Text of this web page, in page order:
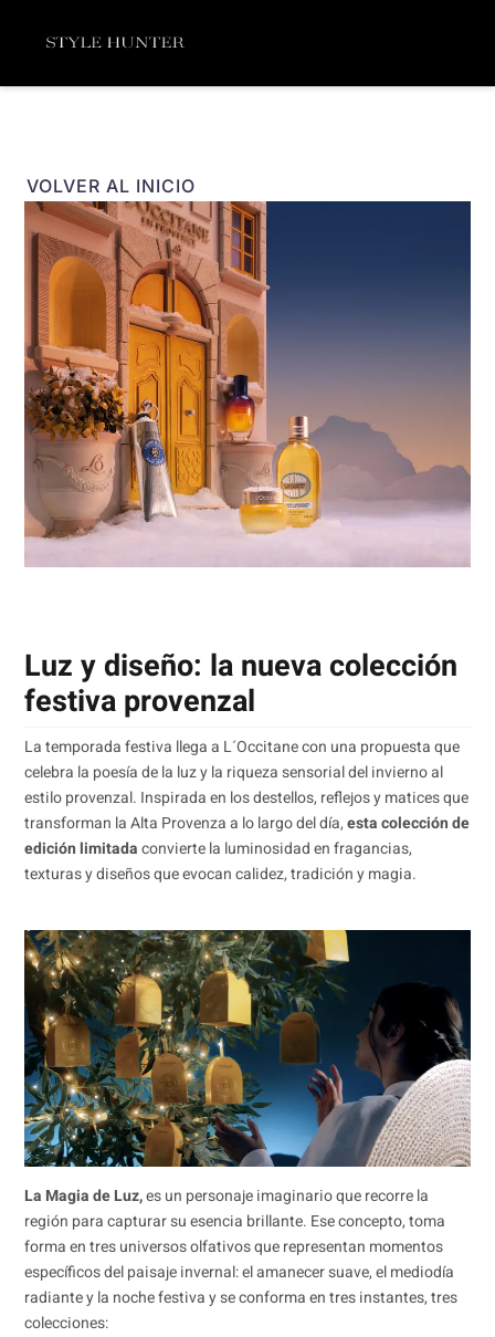
VOLVER AL INICIO
Luz y diseño: la nueva colección
festiva provenzal
La temporada festiva llega a L´Occitane con una propuesta que
celebra la poesía de la luz y la riqueza sensorial del invierno al
estilo provenzal. Inspirada en los destellos, reflejos y matices que
transforman la Alta Provenza a lo largo del día,esta colección de
edición limitadaconvierte la luminosidad en fragancias,
texturas y diseños que evocan calidez, tradición y magia.
La Magia de Luz,es un personaje imaginario que recorre la
región para capturar su esencia brillante. Ese concepto, toma
forma en tres universos olfativos que representan momentos
específicos del paisaje invernal: el amanecer suave, el mediodía
radiante y la noche festiva y se conforma en tres instantes, tres
colecciones: